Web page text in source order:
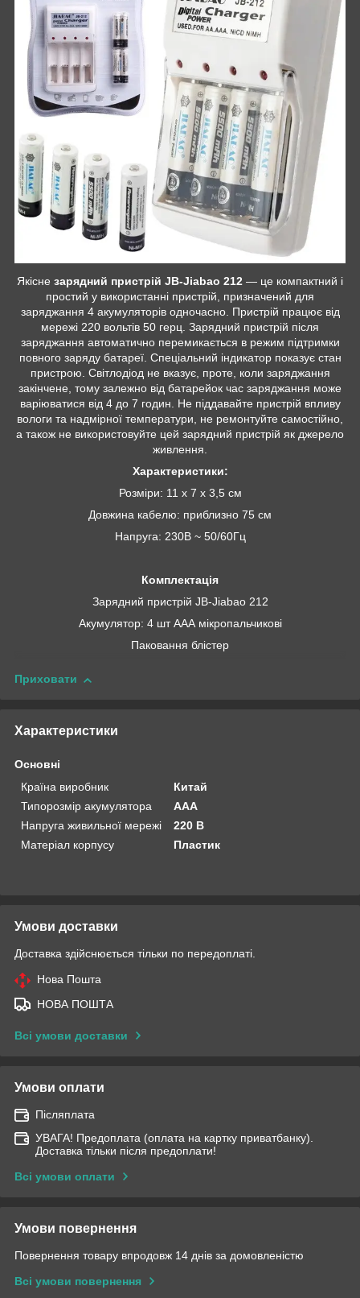
Якісне зарядний пристрій JB-Jiabao 212 — це компактний і
простий у використанні пристрій, призначений для
заряджання 4 акумуляторів одночасно. Пристрій працює від
мережі 220 вольтів 50 герц. Зарядний пристрій після
заряджання автоматично перемикається в режим підтримки
повного заряду батареї. Спеціальний індикатор показує стан
пристрою. Світлодіод не вказує, проте, коли заряджання
закінчене, тому залежно від батарейок час заряджання може
варіюватися від 4 до 7 годин. Не піддавайте пристрій впливу
вологи та надмірної температури, не ремонтуйте самостійно,
а також не використовуйте цей зарядний пристрій як джерело
живлення.
Характеристики:
Розміри: 11 х 7 х 3,5 см
Довжина кабелю: приблизно 75 см
Напруга: 230В ~ 50/60Гц
Комплектація
Зарядний пристрій JB-Jiabao 212
Акумулятор: 4 шт AAА мікропальчикові
Паковання блістер
Приховати
Характеристики
Основні
Країна виробник
Китай
Типорозмір акумулятора
AAA
Напруга живильної мережі
220 В
Матеріал корпусу
Пластик
Умови доставки
Доставка здійснюється тільки по передоплаті.
Нова Пошта
НОВА ПОШТА
Всі умови доставки
Умови оплати
Післяплата
УВАГА! Предоплата (оплата на картку приватбанку).
Доставка тільки після предоплати!
Всі умови оплати
Умови повернення
Повернення товару впродовж 14 днів за домовленістю
Всі умови повернення